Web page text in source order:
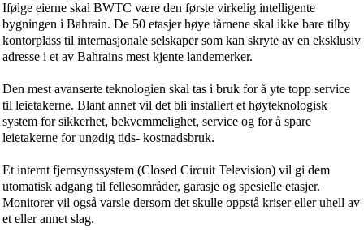
Ifølge eierne skal BWTC være den første virkelig intelligente
bygningen i Bahrain. De 50 etasjer høye tårnene skal ikke bare tilby
kontorplass til internasjonale selskaper som kan skryte av en eksklusiv
adresse i et av Bahrains mest kjente landemerker.
Den mest avanserte teknologien skal tas i bruk for å yte topp service
til leietakerne. Blant annet vil det bli installert et høyteknologisk
system for sikkerhet, bekvemmelighet, service og for å spare
leietakerne for unødig tids- kostnadsbruk.
Et internt fjernsynssystem (Closed Circuit Television) vil gi dem
utomatisk adgang til fellesområder, garasje og spesielle etasjer.
Monitorer vil også varsle dersom det skulle oppstå kriser eller uhell av
et eller annet slag.